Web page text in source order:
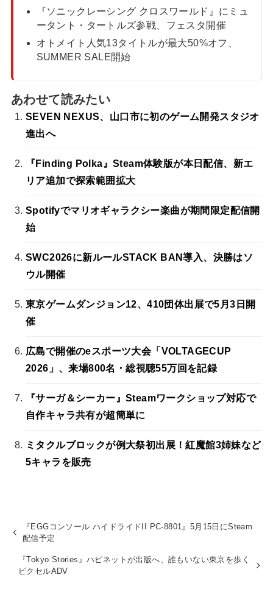
『ソニックレーシング クロスワールド』にミュ
ータント・タートルズ参戦、フェスタ開催
オトメイト人気13タイトルが最大50%オフ、
SUMMER SALE開始
あわせて読みたい
SEVEN NEXUS、山口市に初のゲーム開発スタジオ
進出へ
『Finding Polka』Steam体験版が本日配信、新エ
リア追加で探索範囲拡大
Spotifyでマリオギャラクシー楽曲が期間限定配信開
始
SWC2026に新ルールSTACK BAN導入、決勝はソ
ウル開催
東京ゲームダンジョン12、410団体出展で5月3日開
催
広島で開催のeスポーツ大会「VOLTAGECUP
2026」、来場800名・総視聴55万回を記録
『サーガ＆シーカー』Steamワークショップ対応で
自作キャラ共有が超簡単に
ミタクルブロックが例大祭初出展！紅魔館3姉妹など
5キャラを販売
『EGGコンソール ハイドライドII PC-8801』5月15日にSteam
配信予定
『Tokyo Stories』ハピネットが出版へ、誰もいない東京を歩く
ピクセルADV